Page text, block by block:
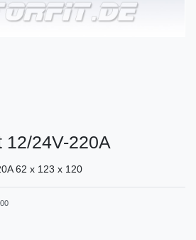
12/24V-220A
62 x 123 x 120